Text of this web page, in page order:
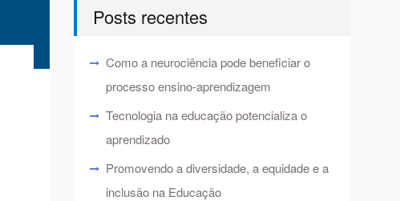
Posts recentes
Como a neurociência pode beneficiar o
processo ensino-aprendizagem
Tecnologia na educação potencializa o
aprendizado
Promovendo a diversidade, a equidade e a
inclusão na Educação